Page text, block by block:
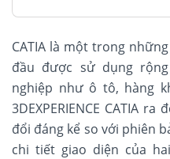
CATIA là một trong
đầu được sử dụng
nghiệp như ô tô, hàng
3DEXPERIENCE CATIA
đổi đáng kể so với phiên
chi tiết giao diện của